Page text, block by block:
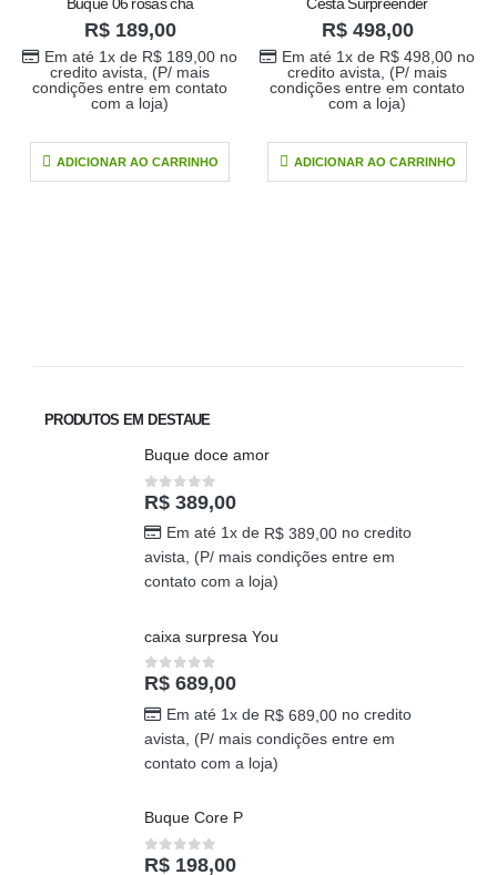
R$189,00
Em até 1x de R$189,00no
credito avista, (P/ mais
condições entre em contato
com a loja)
ADICIONAR AO CARRINHO
R$498,00
Em até 1x de R$498,00no
credito avista, (P/ mais
condições entre em contato
com a loja)
ADICIONAR AO CARRINHO
PRODUTOS EM DESTAUE
Buque doce amor
0out of 5
R$ 389,00
Em até 1x de R$389,00no credito
avista, (P/ mais condições entre em
contato com a loja)
caixa surpresa You
0out of 5
R$ 689,00
Em até 1x de R$689,00no credito
avista, (P/ mais condições entre em
contato com a loja)
Buque Core P
0out of 5
R$ 198,00